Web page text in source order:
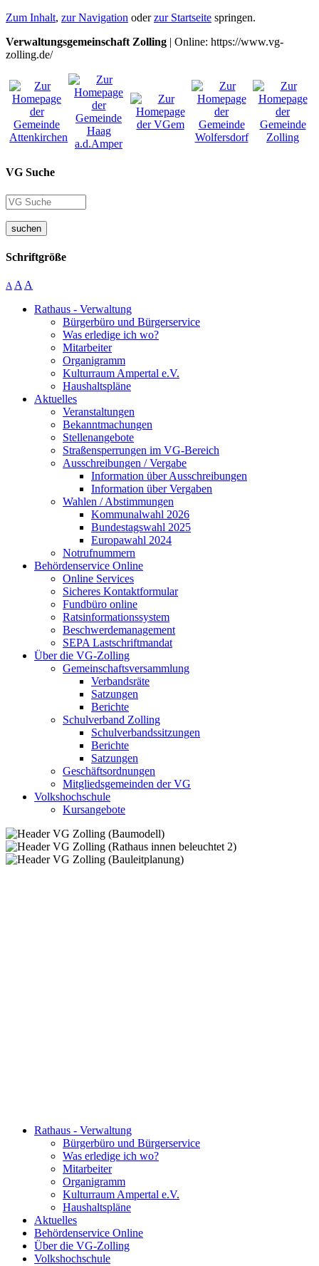
Zum Inhalt, zur Navigation oderzur Startseite springen.
Verwaltungsgemeinschaft Zolling | Online: https://www.vg-
zolling.de/
VG Suche
suchen
Schriftgröße
A A A
Rathaus - Verwaltung
Bürgerbüro und Bürgerservice
Was erledige ich wo?
Mitarbeiter
Organigramm
Kulturraum Ampertal e.V.
Haushaltspläne
Aktuelles
Veranstaltungen
Bekanntmachungen
Stellenangebote
Straßensperrungen im VG-Bereich
Ausschreibungen / Vergabe
Information über Ausschreibungen
Information über Vergaben
Wahlen / Abstimmungen
Kommunalwahl 2026
Bundestagswahl 2025
Europawahl 2024
Notrufnummern
Behördenservice Online
Online Services
Sicheres Kontaktformular
Fundbüro online
Ratsinformationssystem
Beschwerdemanagement
SEPA Lastschriftmandat
Über die VG-Zolling
Gemeinschaftsversammlung
Verbandsräte
Satzungen
Berichte
Schulverband Zolling
Schulverbandssitzungen
Berichte
Satzungen
Geschäftsordnungen
Mitgliedsgemeinden der VG
Volkshochschule
Kursangebote
Rathaus - Verwaltung
Bürgerbüro und Bürgerservice
Was erledige ich wo?
Mitarbeiter
Organigramm
Kulturraum Ampertal e.V.
Haushaltspläne
Aktuelles
Behördenservice Online
Über die VG-Zolling
Volkshochschule